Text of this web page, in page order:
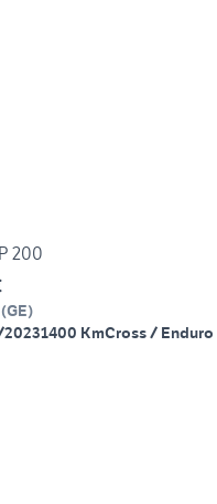
200
(GE)
1400 KmCross / Enduro